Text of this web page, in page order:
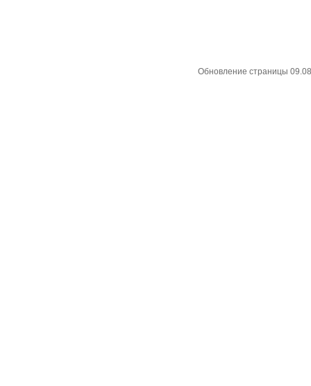
Обновление страницы